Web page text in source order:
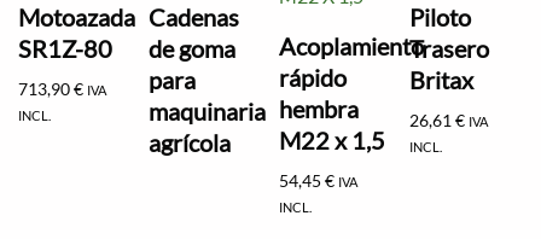
Motoazada
SR1Z-80
713,90€ IVA
INCL.
Cadenas
de goma
para
maquinaria
agrícola
Acoplamiento
rápido
hembra
M22 x 1,5
54,45€ IVA
INCL.
Piloto
Trasero
Britax
26,61€ IVA
INCL.